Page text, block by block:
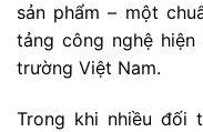
sản phẩm – một
tảng công nghệ
trường Việt Nam.
Trong khi nhiều đối